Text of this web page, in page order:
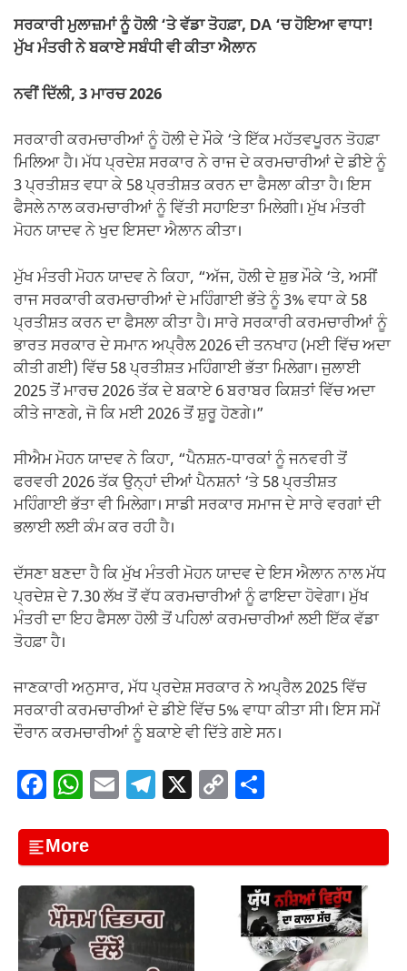
e
b
o
o
k
s
A
p
p
gr
a
m
y
Li
e
ਸਰਕਾਰੀ ਮੁਲਾਜ਼ਮਾਂ ਨੂੰ ਹੋਲੀ ‘ਤੇ ਵੱਡਾ ਤੋਹਫ਼ਾ, DA ‘ਚ ਹੋਇਆ ਵਾਧਾ!
ਮੁੱਖ ਮੰਤਰੀ ਨੇ ਬਕਾਏ ਸਬੰਧੀ ਵੀ ਕੀਤਾ ਐਲਾਨ
ਨਵੀਂ ਦਿੱਲੀ, 3 ਮਾਰਚ 2026
ਸਰਕਾਰੀ ਕਰਮਚਾਰੀਆਂ ਨੂੰ ਹੋਲੀ ਦੇ ਮੌਕੇ ‘ਤੇ ਇੱਕ ਮਹੱਤਵਪੂਰਨ ਤੋਹਫ਼ਾ
ਮਿਲਿਆ ਹੈ। ਮੱਧ ਪ੍ਰਦੇਸ਼ ਸਰਕਾਰ ਨੇ ਰਾਜ ਦੇ ਕਰਮਚਾਰੀਆਂ ਦੇ ਡੀਏ ਨੂੰ
3 ਪ੍ਰਤੀਸ਼ਤ ਵਧਾ ਕੇ 58 ਪ੍ਰਤੀਸ਼ਤ ਕਰਨ ਦਾ ਫੈਸਲਾ ਕੀਤਾ ਹੈ। ਇਸ
ਫੈਸਲੇ ਨਾਲ ਕਰਮਚਾਰੀਆਂ ਨੂੰ ਵਿੱਤੀ ਸਹਾਇਤਾ ਮਿਲੇਗੀ। ਮੁੱਖ ਮੰਤਰੀ
ਮੋਹਨ ਯਾਦਵ ਨੇ ਖੁਦ ਇਸਦਾ ਐਲਾਨ ਕੀਤਾ।
ਮੁੱਖ ਮੰਤਰੀ ਮੋਹਨ ਯਾਦਵ ਨੇ ਕਿਹਾ, “ਅੱਜ, ਹੋਲੀ ਦੇ ਸ਼ੁਭ ਮੌਕੇ ‘ਤੇ, ਅਸੀਂ
ਰਾਜ ਸਰਕਾਰੀ ਕਰਮਚਾਰੀਆਂ ਦੇ ਮਹਿੰਗਾਈ ਭੱਤੇ ਨੂੰ 3% ਵਧਾ ਕੇ 58
ਪ੍ਰਤੀਸ਼ਤ ਕਰਨ ਦਾ ਫੈਸਲਾ ਕੀਤਾ ਹੈ। ਸਾਰੇ ਸਰਕਾਰੀ ਕਰਮਚਾਰੀਆਂ ਨੂੰ
ਭਾਰਤ ਸਰਕਾਰ ਦੇ ਸਮਾਨ ਅਪ੍ਰੈਲ 2026 ਦੀ ਤਨਖਾਹ (ਮਈ ਵਿੱਚ ਅਦਾ
ਕੀਤੀ ਗਈ) ਵਿੱਚ 58 ਪ੍ਰਤੀਸ਼ਤ ਮਹਿੰਗਾਈ ਭੱਤਾ ਮਿਲੇਗਾ। ਜੁਲਾਈ
2025 ਤੋਂ ਮਾਰਚ 2026 ਤੱਕ ਦੇ ਬਕਾਏ 6 ਬਰਾਬਰ ਕਿਸ਼ਤਾਂ ਵਿੱਚ ਅਦਾ
ਕੀਤੇ ਜਾਣਗੇ, ਜੋ ਕਿ ਮਈ 2026 ਤੋਂ ਸ਼ੁਰੂ ਹੋਣਗੇ।”
ਸੀਐਮ ਮੋਹਨ ਯਾਦਵ ਨੇ ਕਿਹਾ, “ਪੈਨਸ਼ਨ-ਧਾਰਕਾਂ ਨੂੰ ਜਨਵਰੀ ਤੋਂ
ਫਰਵਰੀ 2026 ਤੱਕ ਉਨ੍ਹਾਂ ਦੀਆਂ ਪੈਨਸ਼ਨਾਂ ‘ਤੇ 58 ਪ੍ਰਤੀਸ਼ਤ
ਮਹਿੰਗਾਈ ਭੱਤਾ ਵੀ ਮਿਲੇਗਾ। ਸਾਡੀ ਸਰਕਾਰ ਸਮਾਜ ਦੇ ਸਾਰੇ ਵਰਗਾਂ ਦੀ
ਭਲਾਈ ਲਈ ਕੰਮ ਕਰ ਰਹੀ ਹੈ।
ਦੱਸਣਾ ਬਣਦਾ ਹੈ ਕਿ ਮੁੱਖ ਮੰਤਰੀ ਮੋਹਨ ਯਾਦਵ ਦੇ ਇਸ ਐਲਾਨ ਨਾਲ ਮੱਧ
ਪ੍ਰਦੇਸ਼ ਦੇ 7.30 ਲੱਖ ਤੋਂ ਵੱਧ ਕਰਮਚਾਰੀਆਂ ਨੂੰ ਫਾਇਦਾ ਹੋਵੇਗਾ। ਮੁੱਖ
ਮੰਤਰੀ ਦਾ ਇਹ ਫੈਸਲਾ ਹੋਲੀ ਤੋਂ ਪਹਿਲਾਂ ਕਰਮਚਾਰੀਆਂ ਲਈ ਇੱਕ ਵੱਡਾ
ਤੋਹਫ਼ਾ ਹੈ।
ਜਾਣਕਾਰੀ ਅਨੁਸਾਰ, ਮੱਧ ਪ੍ਰਦੇਸ਼ ਸਰਕਾਰ ਨੇ ਅਪ੍ਰੈਲ 2025 ਵਿੱਚ
ਸਰਕਾਰੀ ਕਰਮਚਾਰੀਆਂ ਦੇ ਡੀਏ ਵਿੱਚ 5% ਵਾਧਾ ਕੀਤਾ ਸੀ। ਇਸ ਸਮੇਂ
ਦੌਰਾਨ ਕਰਮਚਾਰੀਆਂ ਨੂੰ ਬਕਾਏ ਵੀ ਦਿੱਤੇ ਗਏ ਸਨ।
F
c
e
b
o
o
W
at
s
A
p
p
E
ail
T
e
gr
a
m
X C
p
y
Li
n
ar
e
More